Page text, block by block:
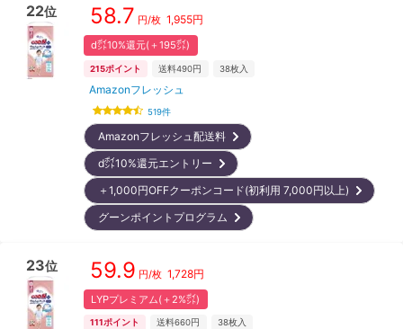
22位 58.7 円/枚 1,955円
d㌽10%還元(＋195㌽)
215ポイント 送料490円 38枚入
Amazonフレッシュ
519件
Amazonフレッシュ配送料
d㌽10%還元エントリー
＋1,000円OFFクーポンコード(初利用 7,000円以上)
グーンポイントプログラム
23位 59.9 円/枚 1,728円
LYPプレミアム(＋2%㌽)
111ポイント 送料660円 38枚入